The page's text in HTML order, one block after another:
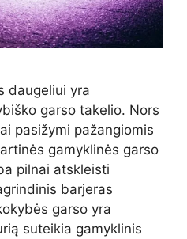
daugeliui yra
garso takelio. Nors
pasižymi pažangiomis
gamyklinės garso
pilnai atskleisti
barjeras
garso yra
suteikia gamyklinis